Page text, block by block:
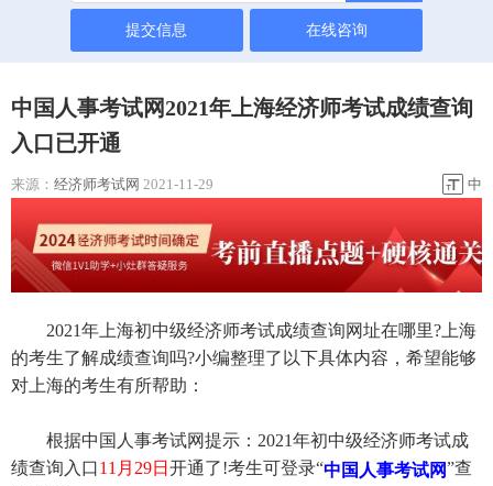
提交信息 在线咨询
中国人事考试网2021年上海经济师考试成绩查询
入口已开通
来源： 经济师考试网 2021-11-29 中
2021年上海初中级经济师考试成绩查询网址在哪里?上海
的考生了解成绩查询吗?小编整理了以下具体内容，希望能够
对上海的考生有所帮助：
根据中国人事考试网提示：2021年初中级经济师考试成
绩查询入口11月29日 开通了!考生可登录“中国人事考试网”查